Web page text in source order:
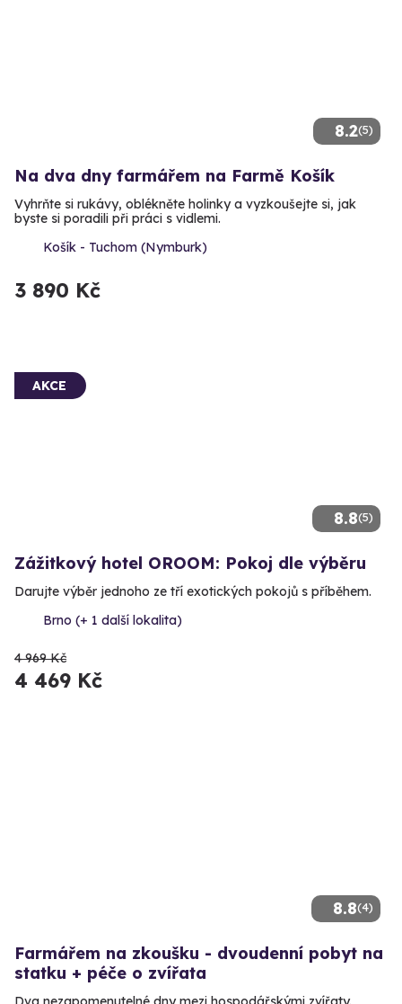
8.2(5)
Na dva dny farmářem na Farmě Košík
Vyhrňte si rukávy, oblékněte holinky a vyzkoušejte si, jak
byste si poradili při práci s vidlemi.
Košík - Tuchom (Nymburk)
3 890 Kč
8.8(5)
AKCE
Zážitkový hotel OROOM: Pokoj dle výběru
Darujte výběr jednoho ze tří exotických pokojů s příběhem.
Brno (+ 1 další lokalita)
4 969 Kč
4 469 Kč
8.8(4)
Farmářem na zkoušku - dvoudenní pobyt na
statku + péče o zvířata